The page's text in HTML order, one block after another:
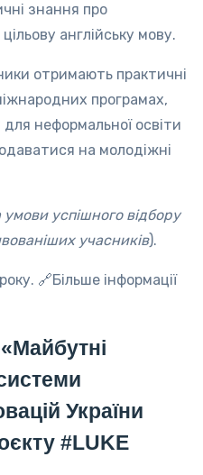
знання про
англійську мову.
отримають практичні
програмах,
неформальної освіти
на молодіжні
умови успішного відбору
учасників).
🔗Більше інформації
України
#LUKE